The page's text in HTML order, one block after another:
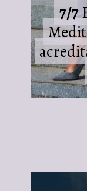
7/7
7/7